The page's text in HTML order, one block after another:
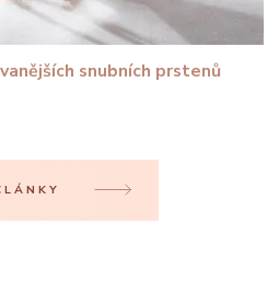
snubních prstenů